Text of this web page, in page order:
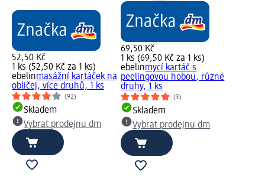
52,50 Kč
1 ks (52,50 Kč za 1 ks)
ebelinmasážní kartáček na
obličej, více druhů, 1 ks
(92)
Skladem
Vybrat prodejnu dm
69,50 Kč
1 ks (69,50 Kč za 1 ks)
ebelinmycí kartáč s
peelingovou hobou, různé
druhy, 1 ks
(3)
Skladem
Vybrat prodejnu dm